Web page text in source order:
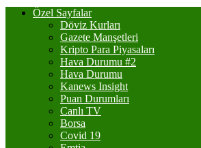
Özel Sayfalar
Döviz Kurları
Gazete Manşetleri
Kripto Para Piyasaları
Hava Durumu #2
Hava Durumu
Kanews Insight
Puan Durumları
Canlı TV
Borsa
Covid 19